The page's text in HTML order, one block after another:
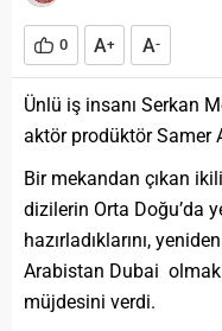
0 A+ A-
Ünlü iş insanı Serkan
aktör prodüktör Samer
Bir mekandan çıkan
dizilerin Orta Doğu’da
hazırladıklarını,
Arabistan Dubai olmak
müjdesini verdi.